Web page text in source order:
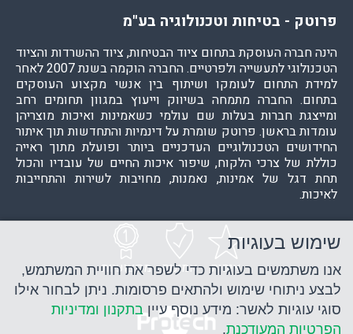
פרוטק - בטיחות וטכנולוגיה בע"מ
הינה חברה העוסקת בתחום ציוד הבטיחות, ציוד ההשרדות והציוד
הטכנולוגי לתעשייה ולפרטיים. החברה הוקמה בשנת 2007 לאחר
למידת התחום לעומקו ושיתוף בין אנשי מקצוע העוסקים
בתחום. החברה מתמחה בשיווק וייעוץ במגוון תחומים רחב
ומייצגת חברות בעלות שם עולמי כשאמינות ואיכות מוצריהן
עומדות בראשן. פרוטק שומרת על דינמיות והתחדשות תוך איתור
החידושים הטכנולוגיים העדכניים ביותר ופועלת מתוך ראייה
כוללת של צרכי הלקוח, שיפור איכות החיים של עובדיו והכול
תחת דגל של אמינות, נאמנות, מחויבות לשירות והתחייבות
לאיכות.
איכות אמינות מקצועיות
שימוש בעוגיות
אנו משתמשים בעוגיות כדי לשפר את חוויית המשתמש,
לבצע ניתוחי שימוש ולהתאים פרסומות. ניתן לבחור אילו
סוגי עוגיות לאשר: מידע נוסף עייןבתקנון ומדיניות
הפרטיות המעודכנת.